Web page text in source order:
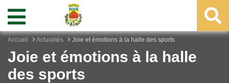
Accueil Actualités Joie et émotions à la halle des sports
Joie et émotions à la halle
des sports